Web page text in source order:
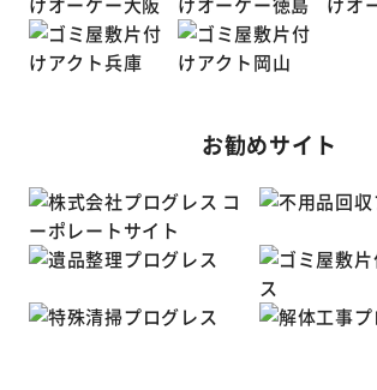
お勧めサイト